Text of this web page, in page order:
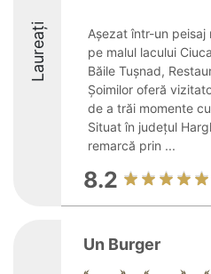
Laureați
Așezat într-un peisaj
pe malul lacului
Băile Tușnad,
Șoimilor oferă
de a trăi momente
Situat în județul
remarcă prin ...
8.2
Un Burger